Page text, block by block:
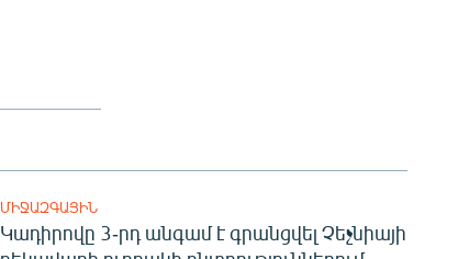
ՄԻՋԱԶԳԱՅԻՆ
Կադիրովը 3-րդ անգամ է գրանցվել Չեչնիայի